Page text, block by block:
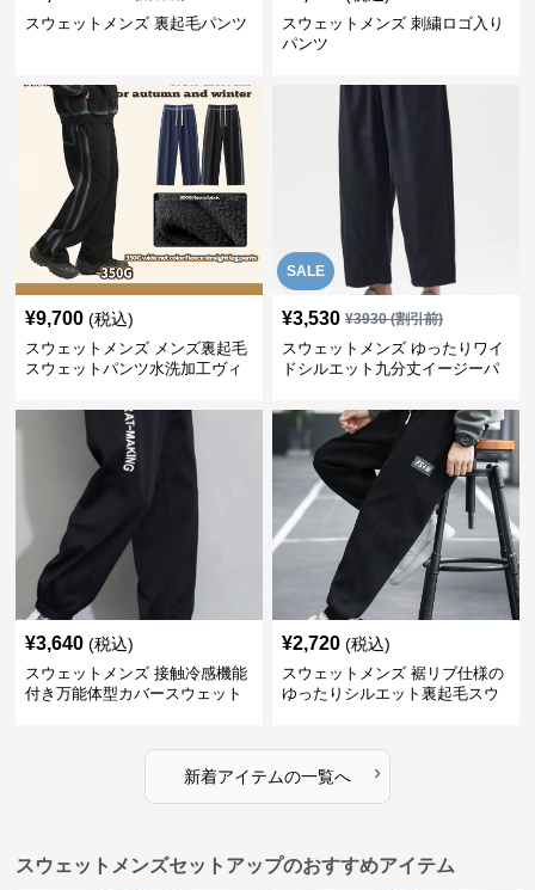
スウェットメンズ 裏起毛パンツ
スウェットメンズ 刺繍ロゴ入り
パンツ
¥9,700 (税込)
スウェットメンズ メンズ裏起毛
スウェットパンツ水洗加工ヴィ
SALE
¥3,530 ¥3930(割引前)
スウェットメンズ ゆったりワイ
ドシルエット九分丈イージーパ
¥3,640 (税込)
スウェットメンズ 接触冷感機能
付き万能体型カバースウェット
¥2,720 (税込)
スウェットメンズ 裾リブ仕様の
ゆったりシルエット裏起毛スウ
新着アイテムの一覧へ ›
スウェットメンズセットアップのおすすめアイテム